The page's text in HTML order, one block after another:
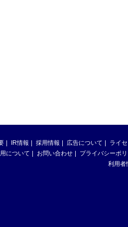
IR情報 採用情報 広告について ライ
について
お問い合わせ プライバシーポ
利用者